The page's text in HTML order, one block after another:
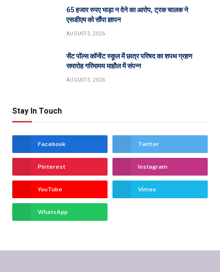
65 हजार रुपए भाड़ा न देने का आरोप, ट्रक चालक ने
एसडीएम को सौंपा ज्ञापन
AUGUST 5, 2026
सेंट पॉल्स कॉन्वेंट स्कूल में छात्र परिषद का शपथ ग्रहण
समारोह गरिमामय माहौल में संपन्न
AUGUST 5, 2026
Stay In Touch
Facebook Twitter
Pinterest Instagram
YouTube Vimeo
WhatsApp